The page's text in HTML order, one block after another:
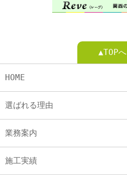
▲TOPへ
HOME
選ばれる理由
業務案内
施工実績